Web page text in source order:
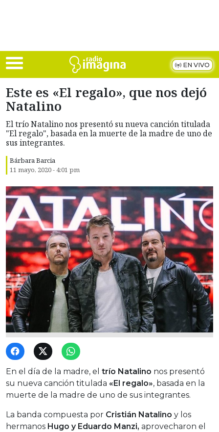
EN VIVO
Este es «El regalo», que nos dejó
Natalino
El trío Natalino nos presentó su nueva canción titulada
"El regalo", basada en la muerte de la madre de uno de
sus integrantes.
Bárbara Barcia
11 mayo, 2020 - 4:01 pm
En el día de la madre, el trío Natalino nos presentó
su nueva canción titulada «El regalo», basada en la
muerte de la madre de uno de sus integrantes.
La banda compuesta por Cristián Natalino y los
hermanos Hugo y Eduardo Manzi, aprovecharon el